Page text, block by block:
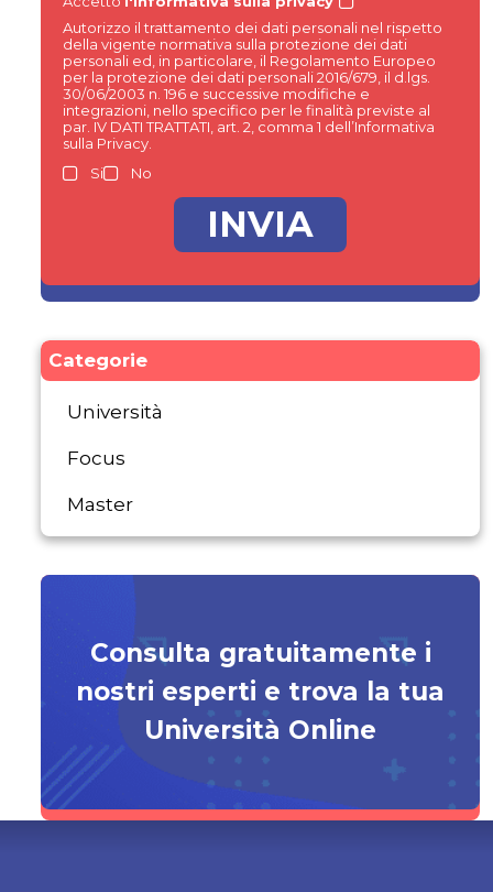
Autorizzo il trattamento dei dati personali nel rispetto
della vigente normativa sulla protezione dei dati
personali ed, in particolare, il Regolamento Europeo
per la protezione dei dati personali 2016/679, il d.lgs.
30/06/2003 n. 196 e successive modifiche e
integrazioni, nello specifico per le finalità previste al
par. IV DATI TRATTATI, art. 2, comma 1 dell’Informativa
sulla Privacy.
Si
No
Categorie
Università
Focus
Master
Consulta gratuitamente i
nostri esperti e trova la tua
Università Online